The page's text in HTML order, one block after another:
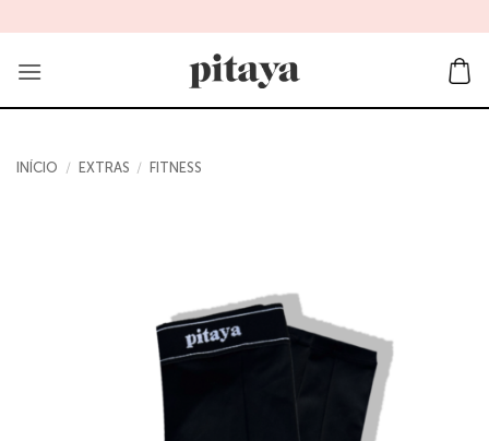
to
content
INÍCIO / EXTRAS / FITNESS